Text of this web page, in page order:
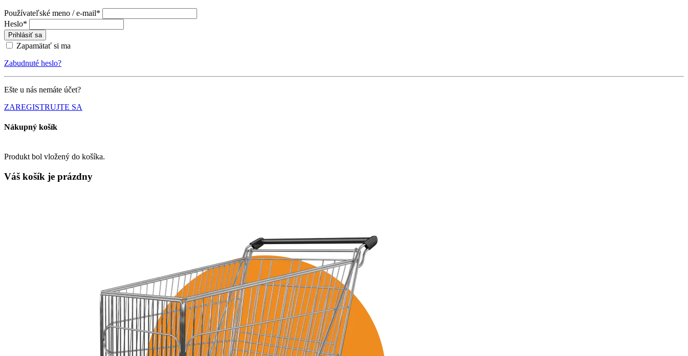
Používateľské meno / e-mail*
Heslo*
Prihlásiť sa
Zapamätať si ma
Zabudnuté heslo?
Ešte u nás nemáte účet?
ZAREGISTRUJTE SA
Nákupný košík
Produkt bol vložený do košíka.
Váš košík je prázdny